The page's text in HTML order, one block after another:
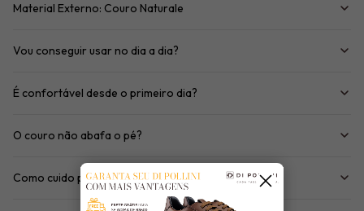
Material Externo: Couro Naturale
Vou conseguir usar no dia a dia?
É confortável desde o primeiro dia?
O couro não abafa o pé?
Como cuido pra durar bastante?